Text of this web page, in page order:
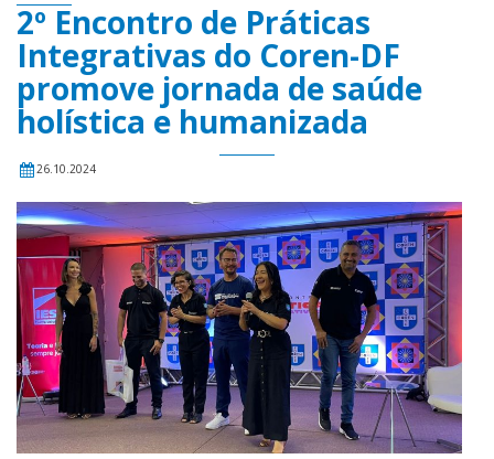
2º Encontro de Práticas
Integrativas do Coren-DF
promove jornada de saúde
holística e humanizada
26.10.2024